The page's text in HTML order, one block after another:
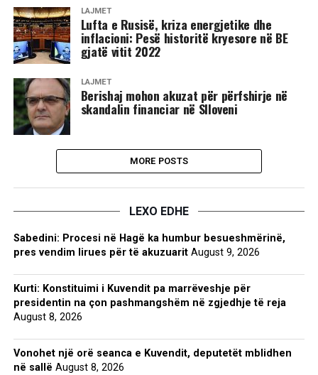
LAJMET
Lufta e Rusisë, kriza energjetike dhe
inflacioni: Pesë historitë kryesore në BE
gjatë vitit 2022
LAJMET
Berishaj mohon akuzat për përfshirje në
skandalin financiar në Slloveni
MORE POSTS
LEXO EDHE
Sabedini: Procesi në Hagë ka humbur besueshmërinë,
pres vendim lirues për të akuzuarit August 9, 2026
Kurti: Konstituimi i Kuvendit pa marrëveshje për
presidentin na çon pashmangshëm në zgjedhje të reja
August 8, 2026
Vonohet një orë seanca e Kuvendit, deputetët mblidhen
në sallë August 8, 2026